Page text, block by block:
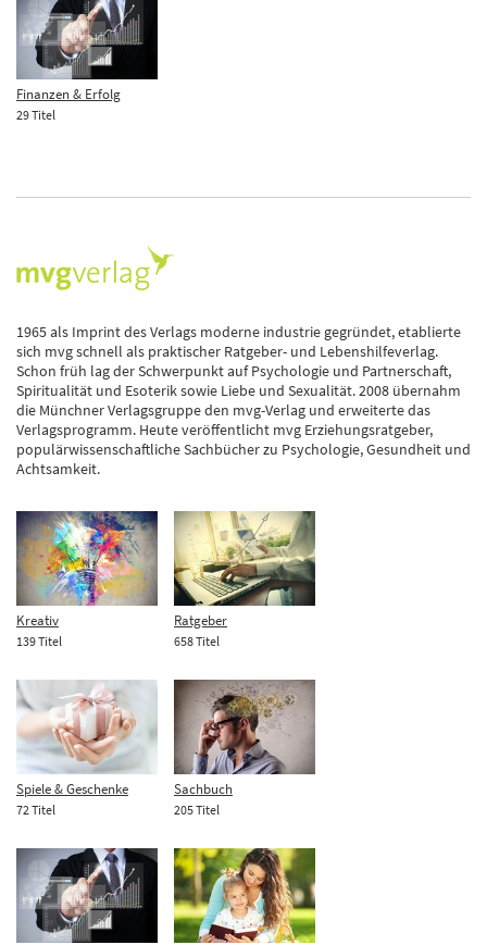
Finanzen & Erfolg
29 Titel
1965 als Imprint des Verlags moderne industrie gegründet, etablierte
sich mvg schnell als praktischer Ratgeber- und Lebenshilfeverlag.
Schon früh lag der Schwerpunkt auf Psychologie und Partnerschaft,
Spiritualität und Esoterik sowie Liebe und Sexualität. 2008 übernahm
die Münchner Verlagsgruppe den mvg-Verlag und erweiterte das
Verlagsprogramm. Heute veröffentlicht mvg Erziehungsratgeber,
populärwissenschaftliche Sachbücher zu Psychologie, Gesundheit und
Achtsamkeit.
Kreativ
139 Titel
Ratgeber
658 Titel
Spiele & Geschenke
72 Titel
Sachbuch
205 Titel